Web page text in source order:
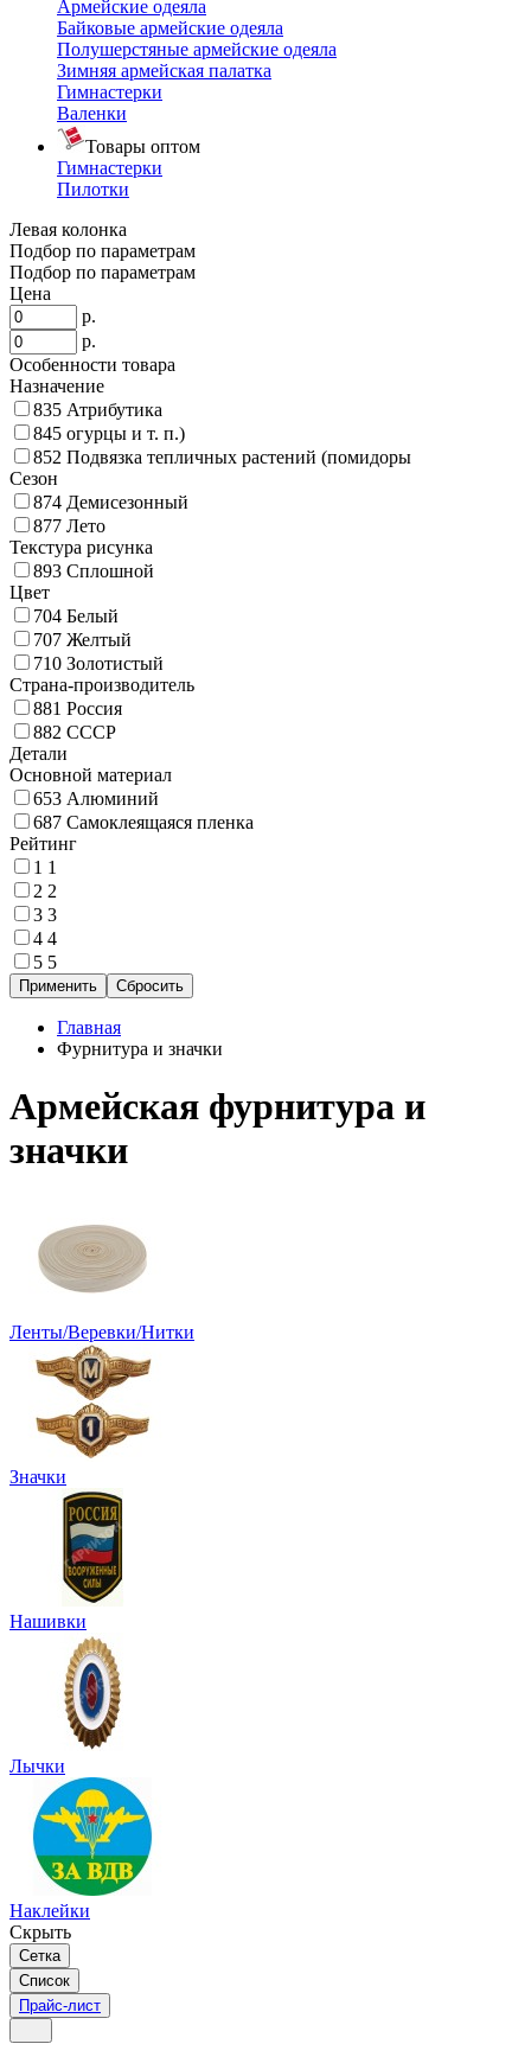
Армейские одеяла
Байковые армейские одеяла
Полушерстяные армейские одеяла
Зимняя армейская палатка
Гимнастерки
Валенки
Товары оптом
Гимнастерки
Пилотки
Левая колонка
Подбор по параметрам
Подбор по параметрам
Цена
р.
р.
Особенности товара
Назначение
835 Атрибутика
845 огурцы и т. п.)
852 Подвязка тепличных растений (помидоры
Сезон
874 Демисезонный
877 Лето
Текстура рисунка
893 Сплошной
Цвет
704 Белый
707 Желтый
710 Золотистый
Страна-производитель
881 Россия
882 СССР
Детали
Основной материал
653 Алюминий
687 Самоклеящаяся пленка
Рейтинг
1 1
2 2
3 3
4 4
5 5
Главная
Фурнитура и значки
Армейская фурнитура и
значки
Ленты/Веревки/Нитки
Значки
Нашивки
Лычки
Наклейки
Скрыть
Сетка
Список
Прайс-лист